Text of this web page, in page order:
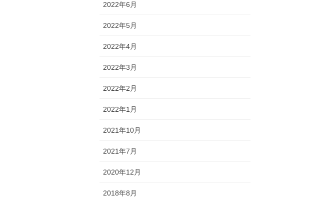
2022年6月
2022年5月
2022年4月
2022年3月
2022年2月
2022年1月
2021年10月
2021年7月
2020年12月
2018年8月